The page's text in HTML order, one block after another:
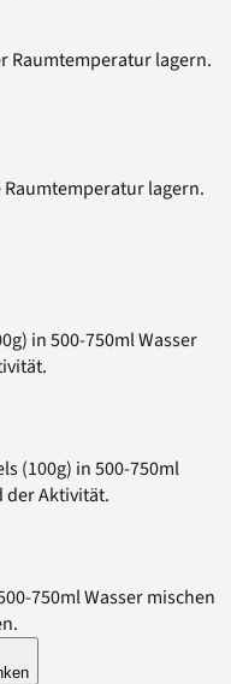
Raumtemperatur lagern.
lagern.
in 500-750ml Wasser
(100g) in 500-750ml
der Aktivität.
750ml Wasser mischen